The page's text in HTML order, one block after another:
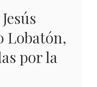
Lobatón,
por la